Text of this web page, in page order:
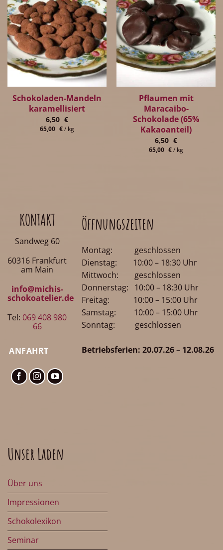
Schokoladen-Mandeln
karamellisiert
6,50 €
65,00 €/ kg
Pflaumen mit
Maracaibo-
Schokolade (65%
Kakaoanteil)
6,50 €
65,00 €/ kg
KONTAKT
Sandweg 60
60316 Frankfurt
am Main
info@michis-
schokoatelier.de
Tel:069 408 980
66
ANFAHRT
Öffnungszeiten
Montag: geschlossen
Dienstag: 10:00 – 18:30 Uhr
Mittwoch: geschlossen
Donnerstag: 10:00 – 18:30 Uhr
Freitag: 10:00 – 15:00 Uhr
Samstag: 10:00 – 15:00 Uhr
Sonntag: geschlossen
Betriebsferien: 20.07.26 – 12.08.26
Unser Laden
Über uns
Impressionen
Schokolexikon
Seminar